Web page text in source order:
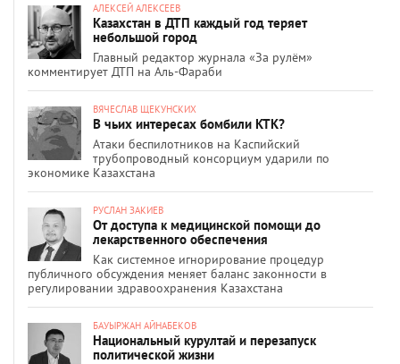
АЛЕКСЕЙ АЛЕКСЕЕВ
Казахстан в ДТП каждый год теряет
небольшой город
Главный редактор журнала «За рулём»
комментирует ДТП на Аль-Фараби
ВЯЧЕСЛАВ ЩЕКУНСКИХ
В чьих интересах бомбили КТК?
Атаки беспилотников на Каспийский
трубопроводный консорциум ударили по
экономике Казахстана
РУСЛАН ЗАКИЕВ
От доступа к медицинской помощи до
лекарственного обеспечения
Как системное игнорирование процедур
публичного обсуждения меняет баланс законности в
регулировании здравоохранения Казахстана
БАУЫРЖАН АЙНАБЕКОВ
Национальный курултай и перезапуск
политической жизни